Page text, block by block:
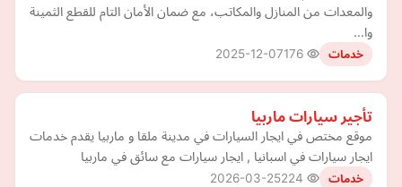
والمعدات من المنازل والمكاتب، مع ضمان الأمان التام للقطع الثمينة
وا…
خدمات 2025-12-07
تأجير سيارات ماربيا
موقع مختص في ايجار السيارات في مدينة ملقا و ماربيا يقدم خدمات
ايجار سيارات في اسبانيا , ايجار سيارات مع سائق في ماربيا
خدمات 2026-03-25